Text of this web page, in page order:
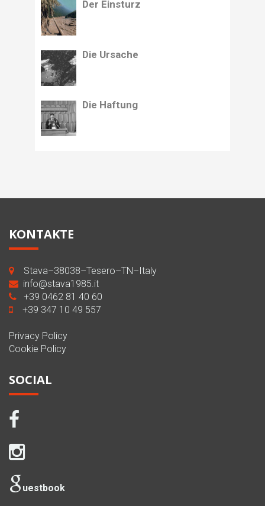
Der Einsturz
Die Ursache
Die Haftung
KONTAKTE
Stava–38038–Tesero–TN–Italy
info@stava1985.it
+39 0462 81 40 60
+39 347 10 49 557
Privacy Policy
Cookie Policy
SOCIAL
uestbook